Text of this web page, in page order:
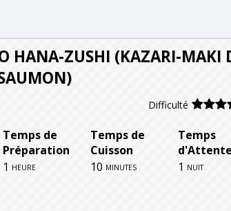
HANA-ZUSHI (KAZARI-MAKI
Difficulté
Temps de
Préparation
1 heure
Temps de
Cuisson
Temps
d'Attente
10 minutes 1 nuit